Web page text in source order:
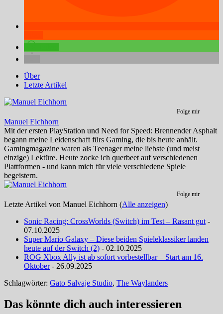
Über
Letzte Artikel
Folge mir
Manuel Eichhorn
Mit der ersten PlayStation und Need for Speed: Brennender Asphalt
begann meine Leidenschaft fürs Gaming, die bis heute anhält.
Gamingmagazine waren als Teenager meine liebste (und meist
einzige) Lektüre. Heute zocke ich querbeet auf verschiedenen
Plattformen - und kann mich für viele verschiedene Spiele
begeistern.
Folge mir
Letzte Artikel von Manuel Eichhorn (Alle anzeigen)
Sonic Racing: CrossWorlds (Switch) im Test – Rasant gut -
07.10.2025
Super Mario Galaxy – Diese beiden Spieleklassiker landen
heute auf der Switch (2) - 02.10.2025
ROG Xbox Ally ist ab sofort vorbestellbar – Start am 16.
Oktober- 26.09.2025
Schlagwörter: Gato Salvaje Studio, The Waylanders
Das könnte dich auch interessieren